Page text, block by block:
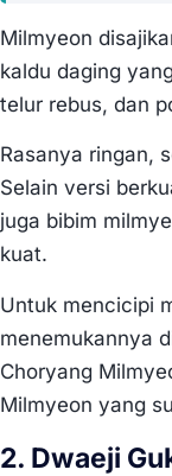
Milmyeon
kaldu daging
telur rebus, dan
Rasanya ringan,
Selain versi
juga bibim
kuat.
Untuk mencicipi
menemukannya
Choryang
Milmyeon yang
2. Dwaeji